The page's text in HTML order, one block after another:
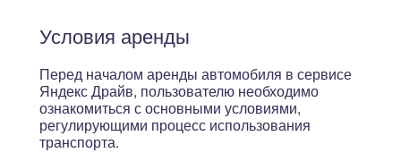
Условия аренды
Перед началом аренды автомобиля в сервисе
Яндекс Драйв, пользователю необходимо
ознакомиться с основными условиями,
регулирующими процесс использования
транспорта.